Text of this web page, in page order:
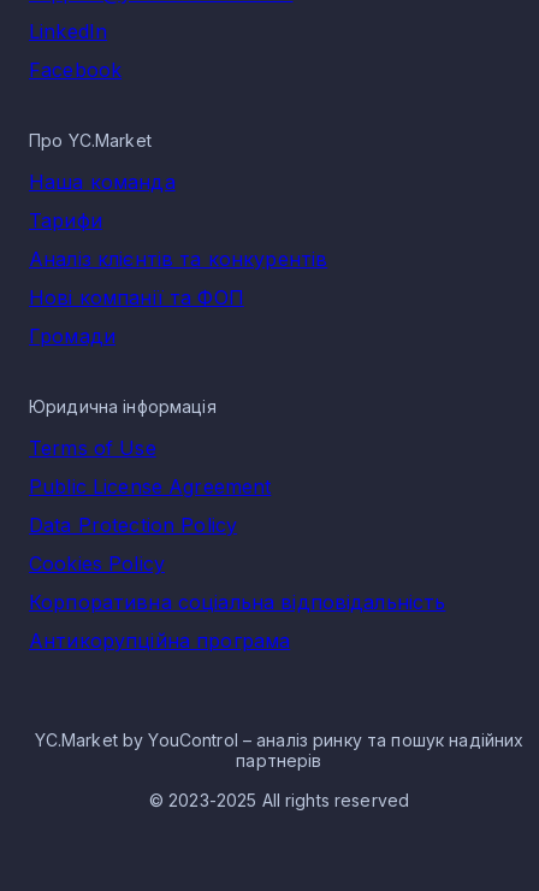
LinkedIn
Facebook
Про YC.Market
Наша команда
Тарифи
Аналіз клієнтів та конкурентів
Нові компанії та ФОП
Громади
Юридична інформація
Terms of Use
Public License Agreement
Data Protection Policy
Cookies Policy
Корпоративна соціальна відповідальність
Антикорупційна програма
YC.Market by YouControl – аналіз ринку та пошук надійних
партнерів
© 2023-2025 All rights reserved